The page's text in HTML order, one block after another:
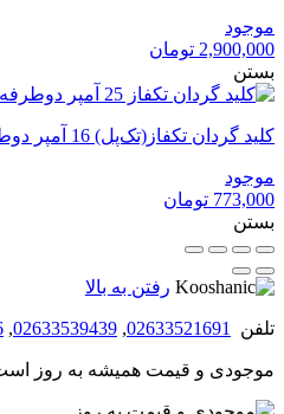
موجود
2,900,000 تومان
بستن
کلید گردان تکفاز(تک‌پل) 16 آمپر دوطرفه TRS مدل G0160005GL1
موجود
773,000 تومان
بستن
رفتن به بالا
تلفن 02633521691
,
02633539439
,
موجودی و قیمت همیشه به روز